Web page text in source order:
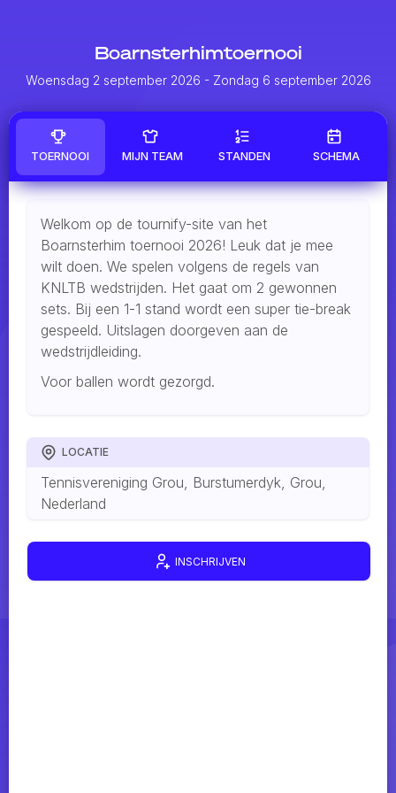
Boarnsterhimtoernooi
Woensdag 2 september 2026 - Zondag 6 september 2026
TOERNOOI MIJN TEAM STANDEN SCHEMA
Welkom op de tournify-site van het
Boarnsterhim toernooi 2026! Leuk dat je mee
wilt doen. We spelen volgens de regels van
KNLTB wedstrijden. Het gaat om 2 gewonnen
sets. Bij een 1-1 stand wordt een super tie-break
gespeeld. Uitslagen doorgeven aan de
wedstrijdleiding.
Voor ballen wordt gezorgd.
LOCATIE
Tennisvereniging Grou, Burstumerdyk, Grou,
Nederland
INSCHRIJVEN